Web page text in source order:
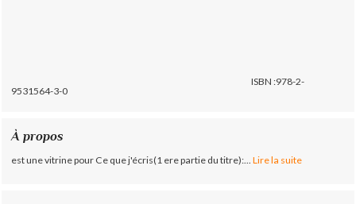
ISBN :978-2-
9531564-3-0
À propos
est une vitrine pour Ce que j'écris(1 ere partie du titre):... Lire la suite